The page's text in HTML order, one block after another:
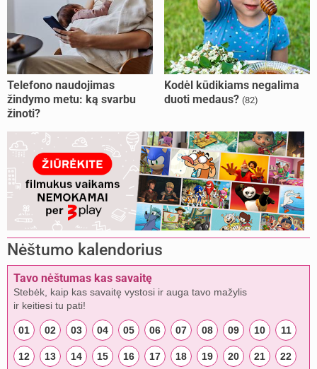
Telefono naudojimas
žindymo metu: ką svarbu
žinoti?
Kodėl kūdikiams negalima
duoti medaus? (82)
Nėštumo kalendorius
Tavo nėštumas kas savaitę
Stebėk, kaip kas savaitę vystosi ir auga tavo mažylis
ir keitiesi tu pati!
01 02 03 04 05 06 07 08 09 10 11
12 13 14 15 16 17 18 19 20 21 22